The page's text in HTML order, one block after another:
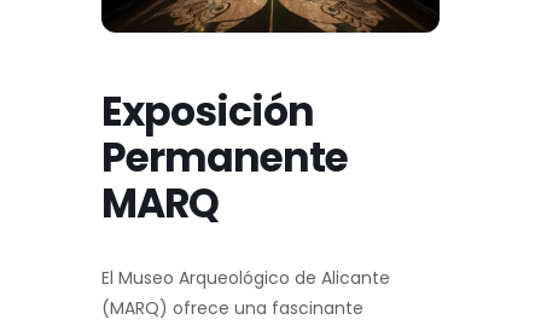
Exposición
Permanente
MARQ
El Museo Arqueológico de Alicante
(MARQ) ofrece una fascinante